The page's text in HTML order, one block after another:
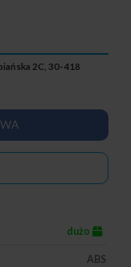
dużo
ABS
2C, 30-418